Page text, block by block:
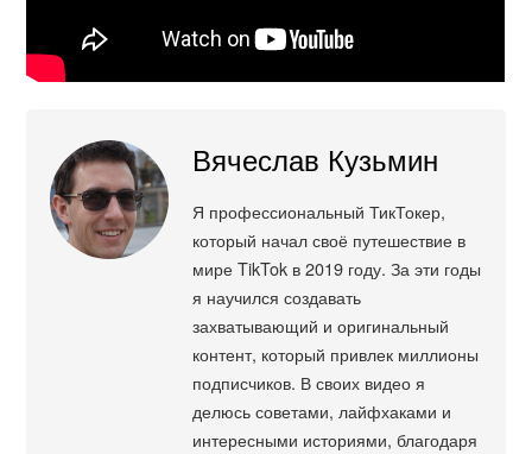
Вячеслав Кузьмин
Я профессиональный ТикТокер,
который начал своё путешествие в
мире TikTok в 2019 году. За эти годы
я научился создавать
захватывающий и оригинальный
контент, который привлек миллионы
подписчиков. В своих видео я
делюсь советами, лайфхаками и
интересными историями, благодаря